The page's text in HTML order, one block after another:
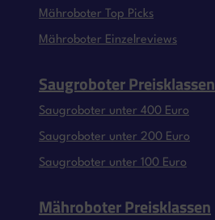
Mähroboter Top Picks
Mähroboter Einzelreviews
Saugroboter Preisklassen
Saugroboter unter 400 Euro
Saugroboter unter 200 Euro
Saugroboter unter 100 Euro
Mähroboter Preisklassen